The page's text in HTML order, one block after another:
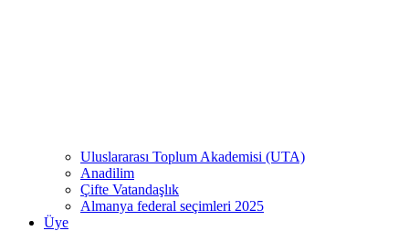
Uluslararası Toplum Akademisi (UTA)
Anadilim
Çifte Vatandaşlık
Almanya federal seçimleri 2025
Üye